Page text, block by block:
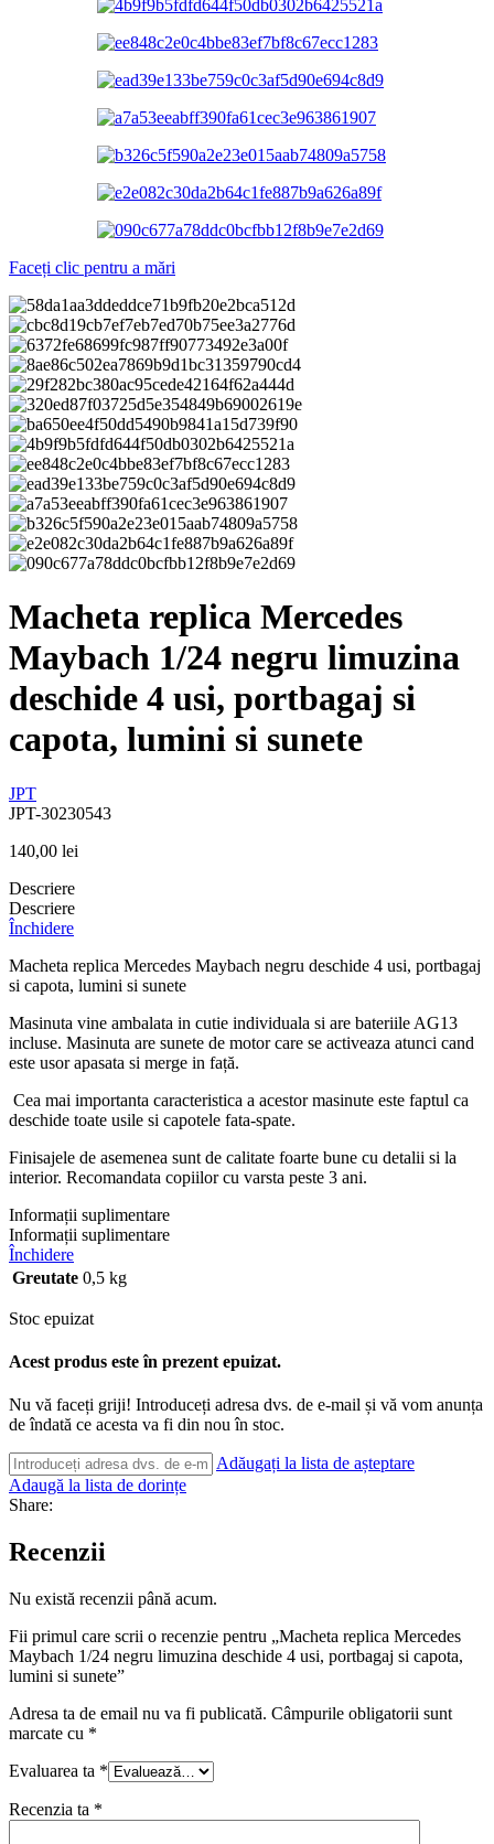
Faceți clic pentru a mări
Macheta replica Mercedes
Maybach 1/24 negru limuzina
deschide 4 usi, portbagaj si
capota, lumini si sunete
JPT
JPT-30230543
140,00 lei
Descriere
Descriere
Închidere
Macheta replica Mercedes Maybach negru deschide 4 usi, portbagaj
si capota, lumini si sunete
Masinuta vine ambalata in cutie individuala si are bateriile AG13
incluse. Masinuta are sunete de motor care se activeaza atunci cand
este usor apasata si merge in față.
Cea mai importanta caracteristica a acestor masinute este faptul ca
deschide toate usile si capotele fata-spate.
Finisajele de asemenea sunt de calitate foarte bune cu detalii si la
interior. Recomandata copiilor cu varsta peste 3 ani.
Informații suplimentare
Informații suplimentare
Închidere
Greutate 0,5 kg
Stoc epuizat
Acest produs este în prezent epuizat.
Nu vă faceți griji! Introduceți adresa dvs. de e-mail și vă vom anunța
de îndată ce acesta va fi din nou în stoc.
Adăugați la lista de așteptare
Adaugă la lista de dorințe
Share:
Recenzii
Nu există recenzii până acum.
Fii primul care scrii o recenzie pentru „Macheta replica Mercedes
Maybach 1/24 negru limuzina deschide 4 usi, portbagaj si capota,
lumini si sunete”
Adresa ta de email nu va fi publicată. Câmpurile obligatorii sunt
marcate cu *
Evaluarea ta *
Recenzia ta *